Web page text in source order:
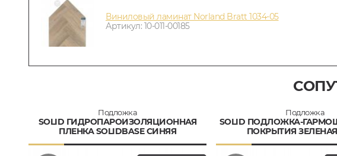
Виниловый ламинат Norland Bratt 1034-05
Артикул: 10-011-00185
Подложка
SOLID ГИДРОПАРОИЗОЛЯЦИОННАЯ
ПЛЕНКА SOLIDBASE СИНЯЯ
Подложка
SOLID ПОДЛОЖКА-
ПОКРЫТИЯ